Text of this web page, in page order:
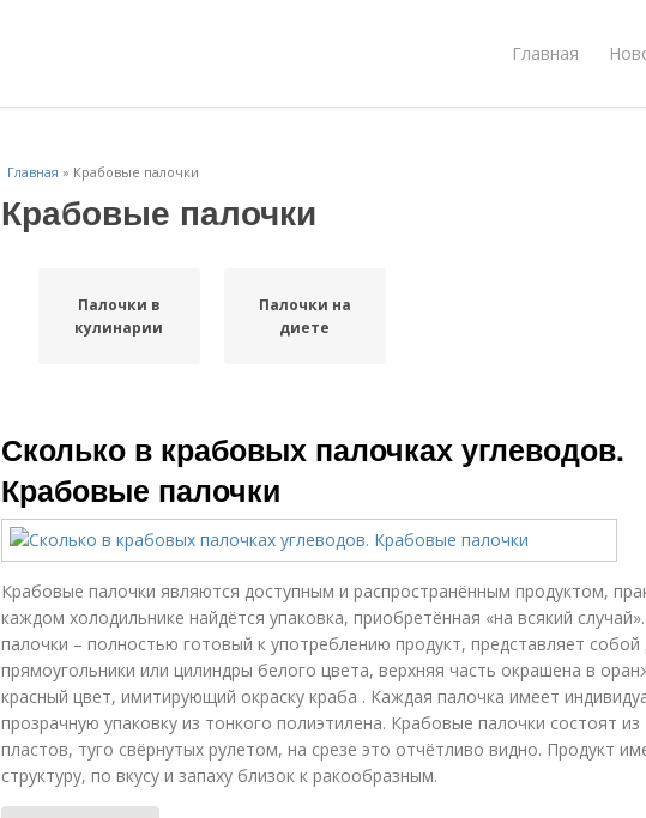
Главная
Главная » Крабовые палочки
Крабовые палочки
Палочки в
кулинарии
Палочки на
диете
Сколько в крабовых палочках углеводов.
Крабовые палочки
Крабовые палочки являются доступным и распространённым продуктом,
каждом холодильнике найдётся упаковка, приобретённая «на всякий
палочки – полностью готовый к употреблению продукт, представляет собой
прямоугольники или цилиндры белого цвета, верхняя часть окрашена в
красный цвет, имитирующий окраску краба . Каждая палочка имеет
прозрачную упаковку из тонкого полиэтилена. Крабовые палочки состоят из
пластов, туго свёрнутых рулетом, на срезе это отчётливо видно. Продукт
структуру, по вкусу и запаху близок к ракообразным.